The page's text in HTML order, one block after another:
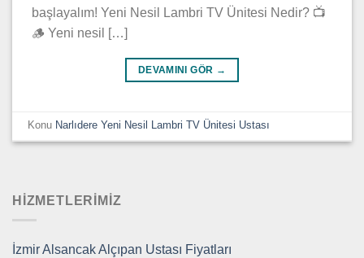
başlayalım! Yeni Nesil Lambri TV Ünitesi Nedir? 📺
🪵 Yeni nesil […]
DEVAMINI GÖR →
Konu Narlıdere Yeni Nesil Lambri TV Ünitesi Ustası
HIZMETLERIMIZ
İzmir Alsancak Alçıpan Ustası Fiyatları